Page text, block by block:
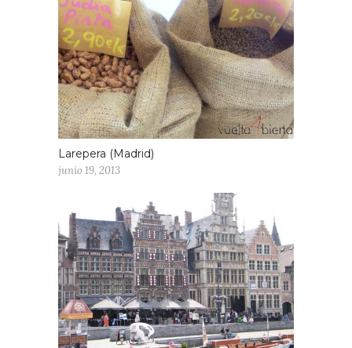
Larepera (Madrid)
junio 19, 2013